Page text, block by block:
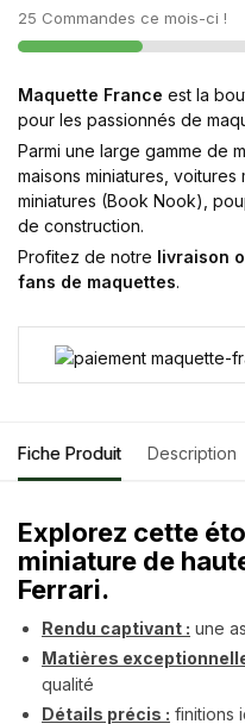
25 Commandes ce mois-ci !
Maquette France est la
pour les passionnés de
Parmi une large gamme de
maisons miniatures,
miniatures (Book Nook),
de construction.
Profitez de notre livraison
fans de maquettes.
Fiche Produit Description
Explorez cette
miniature de
Ferrari.
Rendu captivant : une
Matières
qualité
Détails précis : finitions